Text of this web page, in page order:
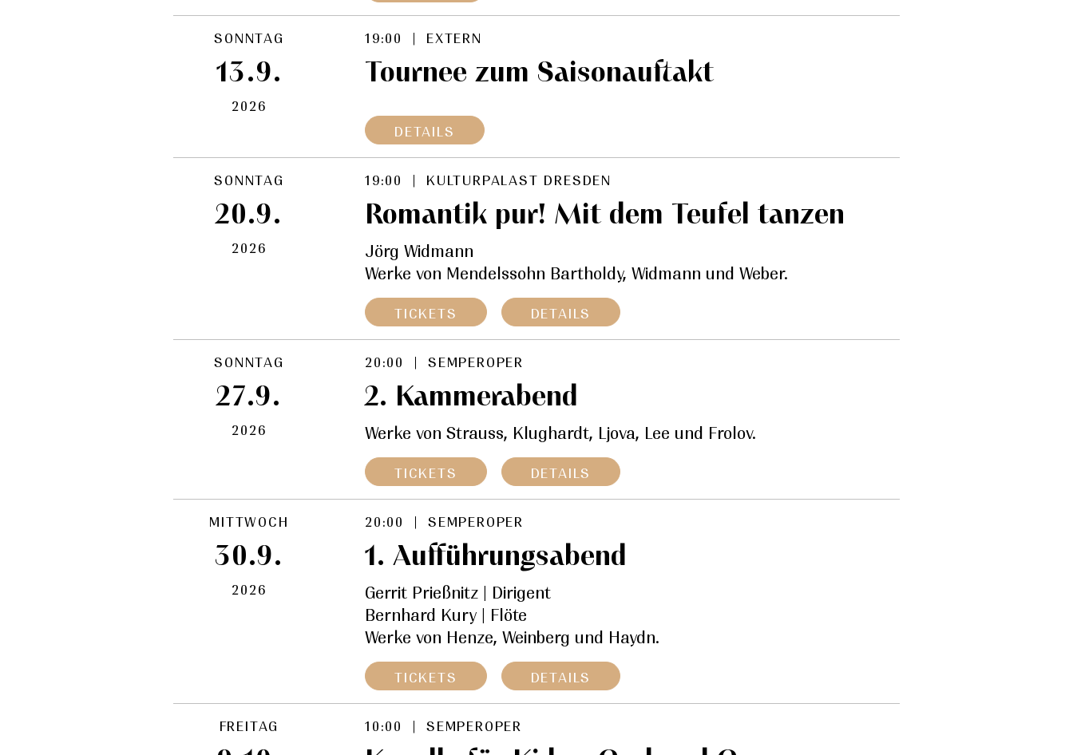
SONNTAG
13.9.
2026
19:00 | EXTERN
Tournee zum Saisonauftakt
DETAILS
SONNTAG
20.9.
2026
19:00 | KULTURPALAST DRESDEN
Romantik pur! Mit dem Teufel tanzen
Jörg Widmann
Werke von Mendelssohn Bartholdy, Widmann und Weber.
TICKETS DETAILS
SONNTAG
27.9.
2026
20:00 | SEMPEROPER
2. Kammerabend
Werke von Strauss, Klughardt, Ljova, Lee und Frolov.
TICKETS DETAILS
MITTWOCH
30.9.
2026
20:00 | SEMPEROPER
1. Aufführungsabend
Gerrit Prießnitz | Dirigent
Bernhard Kury | Flöte
Werke von Henze, Weinberg und Haydn.
TICKETS DETAILS
FREITAG 10:00 | SEMPEROPER